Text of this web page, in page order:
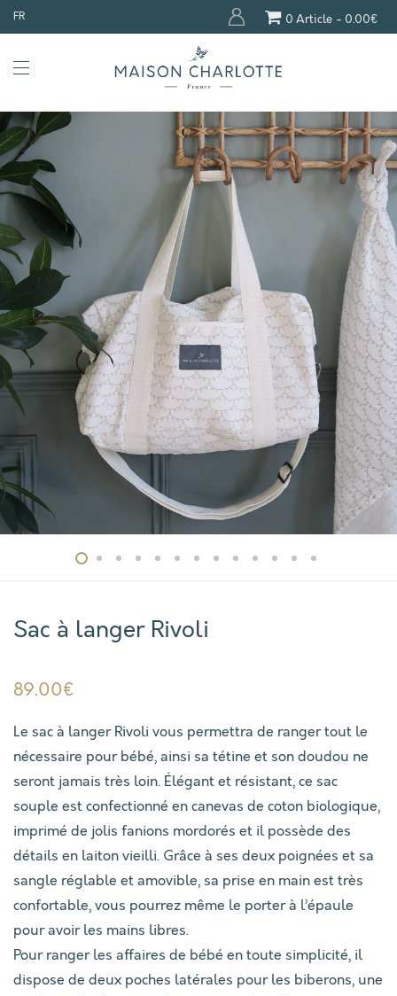
FR 0 Article 0.00€
Sac à langer Rivoli
89.00€
Le sac à langer Rivoli vous permettra de ranger tout le
nécessaire pour bébé, ainsi sa tétine et son doudou ne
seront jamais très loin. Élégant et résistant, ce sac
souple est confectionné en canevas de coton biologique,
imprimé de jolis fanions mordorés et il possède des
détails en laiton vieilli. Grâce à ses deux poignées et sa
sangle réglable et amovible, sa prise en main est très
confortable, vous pourrez même le porter à l’épaule
pour avoir les mains libres.
Pour ranger les affaires de bébé en toute simplicité, il
dispose de deux poches latérales pour les biberons, une